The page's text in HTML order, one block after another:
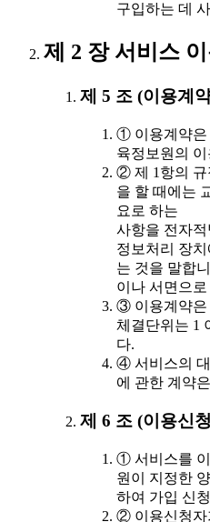
구입하는 데
제 2 장 서비스
제 5 조 (이용계
① 이용계약은
육정보원의
② 제 1항의 규
을 할 때에는
요로 하는
사항을 전자
정보처리 장
는 것을 말합
이나 서면으
③ 이용계약은
체결단위는 1
다.
④ 서비스의
에 관한 계약
제 6 조 (이용신
① 서비스를
원이 지정한
하여 가입 신
② 이용신청자